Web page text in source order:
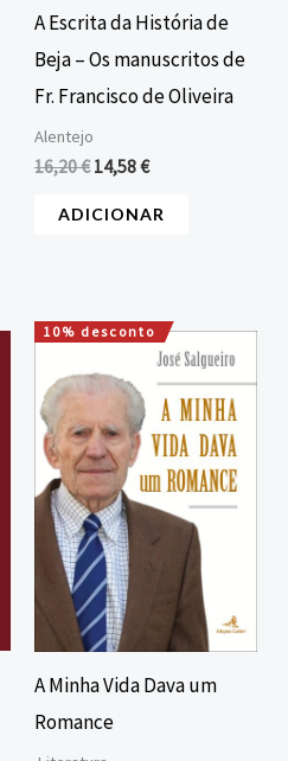
A Escrita da História de
Beja – Os manuscritos de
Fr. Francisco de Oliveira
Alentejo
16,20€ 14,58€
ADICIONAR
10% desconto
A Minha Vida Dava um
Romance
O
original
15,00 €.
O
preço
atual
13,50 €.